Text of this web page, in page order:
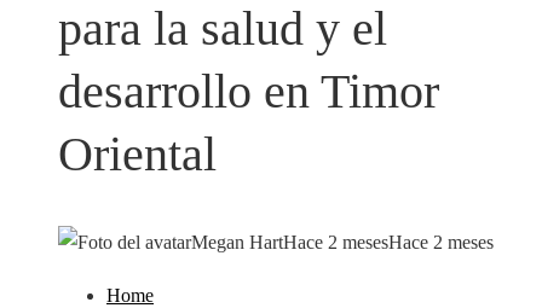
para la salud y el
desarrollo en Timor
Oriental
Megan HartHace 2 mesesHace 2 meses
Home